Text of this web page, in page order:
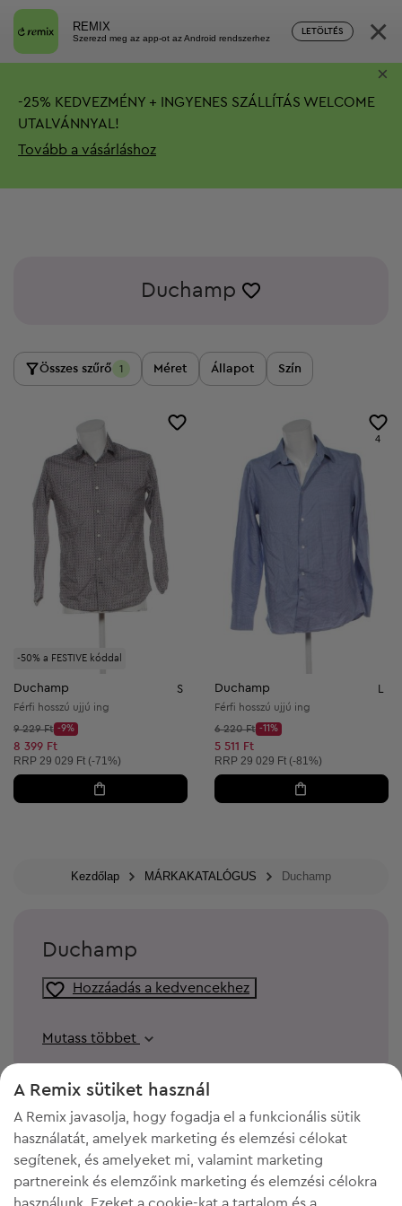
REMIX
Szerezd meg az app-ot az Android rendszerhez
LETÖLTÉS ×
-25% KEDVEZMÉNY + INGYENES SZÁLLÍTÁS WELCOME
UTALVÁNNYAL!
Tovább a vásárláshoz
×
Duchamp
Összes szűrő 1 Méret Állapot Szín
-50% a FESTIVE kóddal
Duchamp S
Férfi hosszú ujjú ing
Kezdő ár:
9 229 Ft
Discount Price:
-9%
Csökkentett ár:
8 399 Ft
Ajánlott ár:
RRP 29 029 Ft (-71%)
4
Duchamp
Férfi hosszú ujjú ing
Kezdő ár:
6 220 Ft
Discount Price:
-11%
Csökkentett ár:
5 511 Ft
Ajánlott ár:
RRP 29 029 Ft (-81%)
Kezdőlap MÁRKAKATALÓGUS Duchamp
Duchamp
Hozzáadás a kedvencekhez
Mutass többet
A Remix sütiket használ
A Remix javasolja, hogy fogadja el a funkcionális sütik
használatát, amelyek marketing és elemzési célokat
segítenek, és amelyeket mi, valamint marketing
partnereink és elemzőink marketing és elemzési célokra